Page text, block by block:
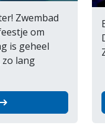
Zwembad
om
is geheel
lang